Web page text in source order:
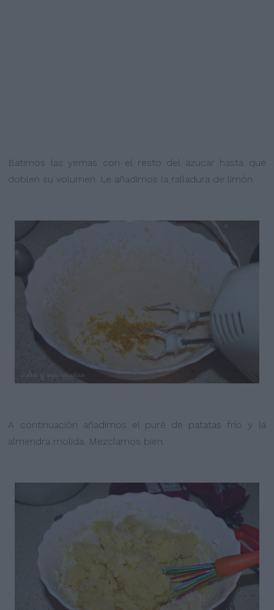
Batimos las yemas con el resto del azúcar hasta que
doblen su volumen. Le añadimos la ralladura de limón.
A continuación añadimos el puré de patatas frío y la
almendra molida. Mezclamos bien.